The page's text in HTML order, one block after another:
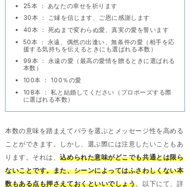
25本 ： あなたの幸せを祈ります
30本 ： ご縁を信じます、ご恩に感謝します
40本 ： 死ぬまで変わらぬ愛、真実の愛を誓います
50本 ： 永遠、偶然の出逢い、無条件の愛（相手を応
援する気持ちを伝えるときにも選ばれる本数）
99本 ： 永遠の愛（最高の愛情を贈るときに選ばれる
本数）
100本 ： 100％の愛
108本 ： 私と結婚してください（プロポーズする際
に選ばれる本数）
本数の意味を踏まえてバラを選ぶとメッセージ性を高める
ことができます。しかし、選ぶ際には注意したいこともあ
ります。それは、込められた意味がどこでも共通とは限ら
ないことです。また、シーンによってはふさわしくない本
数もある点も押さえておくといいでしょう。以下にて、詳